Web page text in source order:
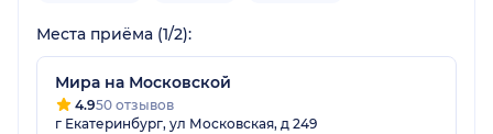
Места приёма (1/2):
Мира на Московской
4.950 отзывов
г Екатеринбург, ул Московская, д 249